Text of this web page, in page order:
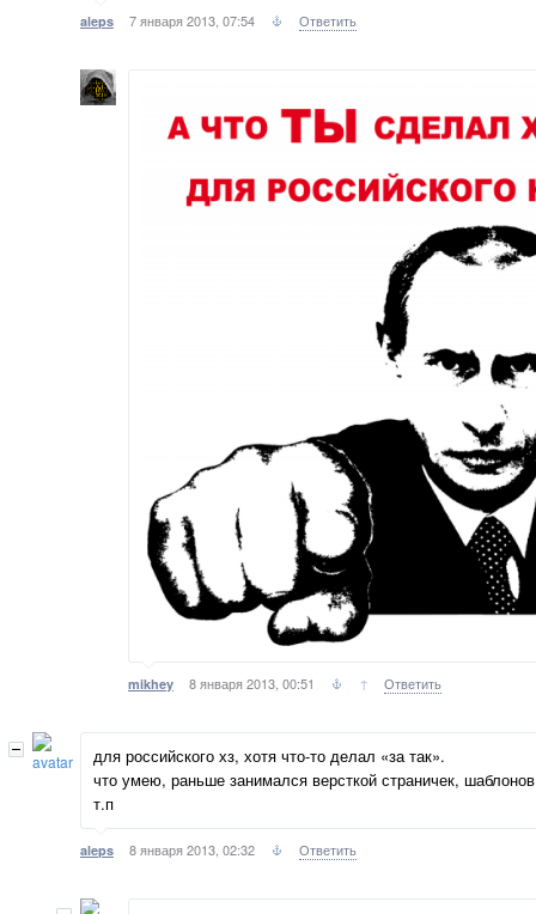
aleps 7 января 2013, 07:54 Ответить
mikhey 8 января 2013, 00:51 ↑ Ответить
для российского хз, хотя что-то делал «за так».
что умею, раньше занимался версткой страничек,
т.п
aleps 8 января 2013, 02:32 Ответить